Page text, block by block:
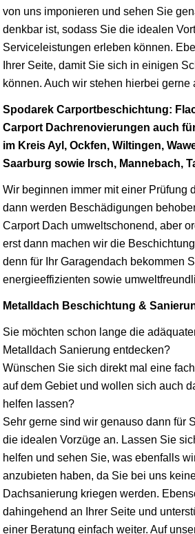
von uns imponieren und sehen Sie
denkbar ist, sodass Sie die idealen
Serviceleistungen erleben können.
Ihrer Seite, damit Sie sich in einigen
können. Auch wir stehen hierbei gerne
Spodarek Carportbeschichtung:
Carport Dachrenovierungen auch
im Kreis Ayl, Ockfen, Wiltingen,
Saarburg sowie Irsch, Mannebach,
Wir beginnen immer mit einer Prüfung
dann werden Beschädigungen
Carport Dach umweltschonend, aber
erst dann machen wir die
denn für Ihr Garagendach bekommen
energieeffizienten sowie
Metalldach Beschichtung &
Sie möchten schon lange die
Metalldach Sanierung entdecken?
Wünschen Sie sich direkt mal eine
auf dem Gebiet und wollen sich auch
helfen lassen?
Sehr gerne sind wir genauso dann für
die idealen Vorzüge an. Lassen Sie
helfen und sehen Sie, was ebenfalls
anzubieten haben, da Sie bei uns
Dachsanierung kriegen werden.
dahingehend an Ihrer Seite und
einer Beratung einfach weiter. Auf